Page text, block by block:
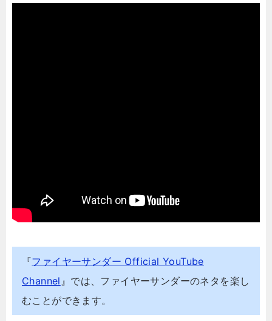
『ファイヤーサンダー Official YouTube
Channel 』では、ファイヤーサンダーのネタを楽し
むことができます。